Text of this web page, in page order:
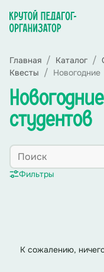
Главная Каталог
Квесты
Новогодние
студентов
Фильтры
К сожалению,